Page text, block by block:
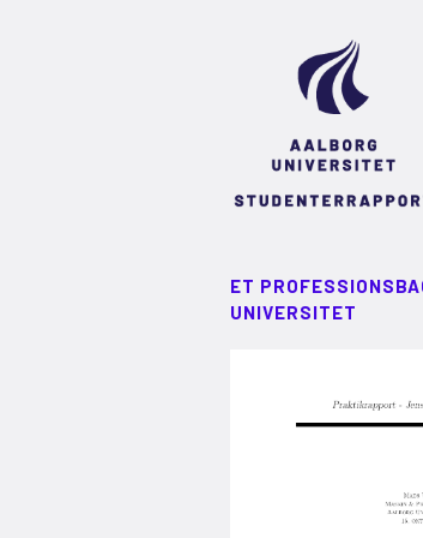
ET
UNIVERSITET